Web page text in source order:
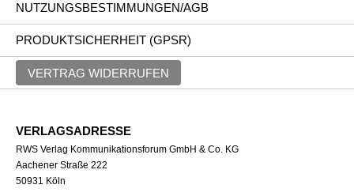
NUTZUNGSBESTIMMUNGEN/AGB
PRODUKTSICHERHEIT (GPSR)
VERTRAG WIDERRUFEN
VERLAGSADRESSE
RWS Verlag Kommunikationsforum GmbH & Co. KG
Aachener Straße 222
50931 Köln